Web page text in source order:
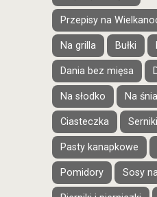
Przepisy na
Na grilla Bułki
Dania bez mięsa
Na słodko Na
Ciasteczka Serniki
Pasty kanapkowe
Pomidory Sosy